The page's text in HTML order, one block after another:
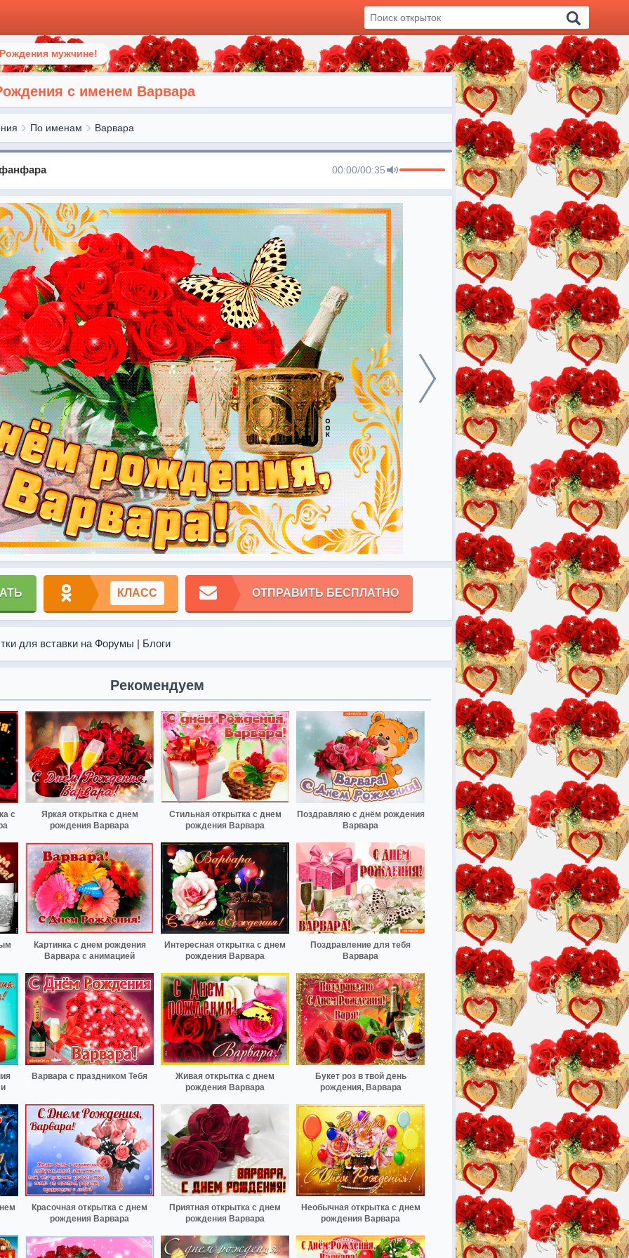
мужчине!
с именем Варвара
По именам Варвара
00:00/00:35
КЛАСС ОТПРАВИТЬ БЕСПЛАТНО
для вставки на Форумы | Блоги
Рекомендуем
с
Яркая открытка с днем
рождения Варвара
Стильная открытка с днем
рождения Варвара
Поздравляю с днём рождения
Варвара
Картинка с днем рождения
Варвара с анимацией
Интересная открытка с днем
рождения Варвара
Поздравление для тебя
Варвара
Варвара с праздником Тебя
Живая открытка с днем
рождения Варвара
Букет роз в твой день
рождения, Варвара
Красочная открытка с днем
рождения Варвара
Приятная открытка с днем
рождения Варвара
Необычная открытка с днем
рождения Варвара